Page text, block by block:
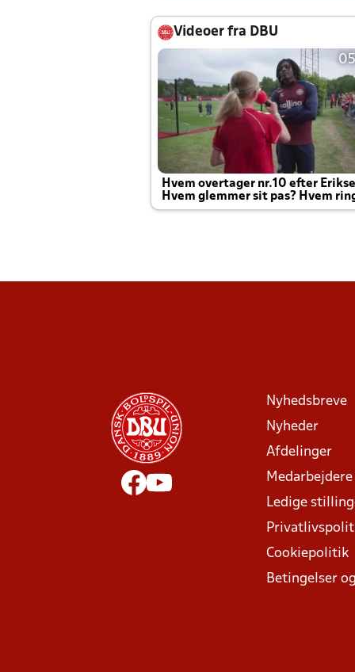
Videoer fra DBU
Hvem overtager nr.10 efter
Hvem glemmer sit pas? Hvem
Joachim altid til efter kampe?
Nyhedsbreve
Nyheder
Afdelinger
Medarbejdere
Ledige
Cookiepolitik
Betingelser